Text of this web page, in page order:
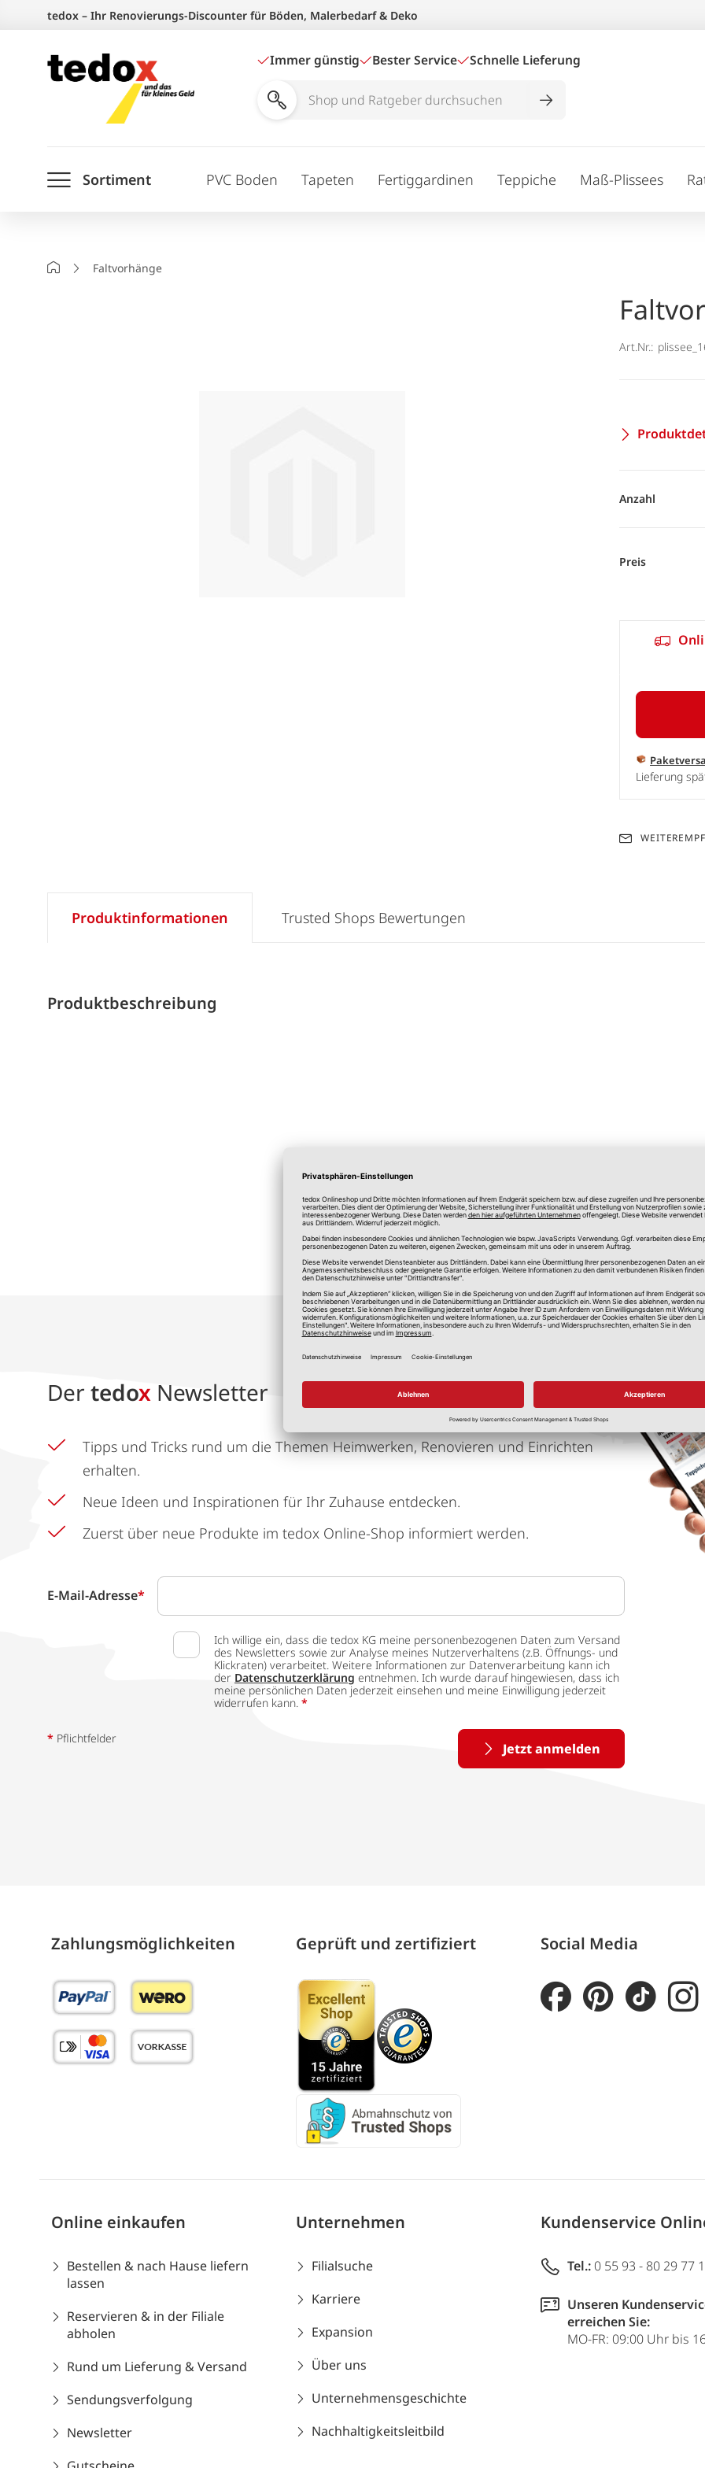
springen
tedox – Ihr Renovierungs-Discounter für Böden, Malerbedarf & Deko
Immer günstig Bester Service Schnelle Lieferung
Shop
durchsuchen
Sortiment PVC Boden Tapeten Fertiggardinen Teppiche Maß-Plissees
StartseiteFaltvorhänge
Art.Nr.:
Anzahl
Preis
Lieferung
Produktinformationen
Produktbeschreibung
Trusted Shops Bewertungen
*Alle Preise in Euro, inkl. gesetzlicher Mehrwertsteuer, zzgl.
Der tedox Newsletter
Tipps und Tricks rund um die Themen Heimwerken, Renovieren und Einrichten
erhalten.
Neue Ideen und Inspirationen für Ihr Zuhause entdecken.
Zuerst über neue Produkte im tedox Online-Shop informiert werden.
E-Mail-Adresse*
Ich willige ein, dass die tedox KG meine personenbezogenen Daten zum Versand
des Newsletters sowie zur Analyse meines Nutzerverhaltens (z.B. Öffnungs- und
Klickraten) verarbeitet. Weitere Informationen zur Datenverarbeitung kann ich
der Datenschutzerklärung entnehmen. Ich wurde darauf hingewiesen, dass ich
meine persönlichen Daten jederzeit einsehen und meine Einwilligung jederzeit
widerrufen kann. *
Jetzt anmelden
* Pflichtfelder
Zahlungs­möglich­keiten Geprüft und zertifiziert Social Media
Online einkaufen
Bestellen & nach Hause liefern
lassen
Reservieren & in der Filiale
abholen
Rund um Lieferung & Versand
Sendungsverfolgung
Newsletter
Unternehmen
Filialsuche
Karriere
Expansion
Über uns
Unternehmensgeschichte
Nachhaltigkeitsleitbild
Kundenservice
Tel.: 0 55 93 - 80 29 77
Unseren
erreichen Sie:
MO-FR: 09:00 Uhr bis